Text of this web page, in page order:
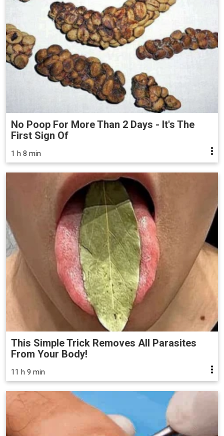
No Poop For More Than 2 Days - It's The
First Sign Of
1 h 8 min
This Simple Trick Removes All Parasites
From Your Body!
11 h 9 min